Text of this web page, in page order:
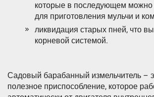
которые в последующем можно
для приготовления мульчи и
ликвидация старых пней, что
корневой системой.
Садовый барабанный измельчитель –
полезное приспособление, которое